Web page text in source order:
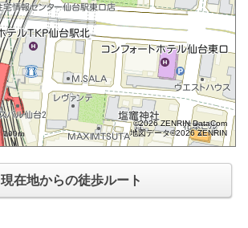
100m
©2026 ZENRIN DataCom
地図データ©2026 ZENRIN
現在地からの徒歩ルート